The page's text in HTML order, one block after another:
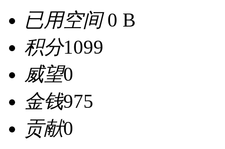
已用空间0 B
积分1099
威望0
金钱975
贡献0